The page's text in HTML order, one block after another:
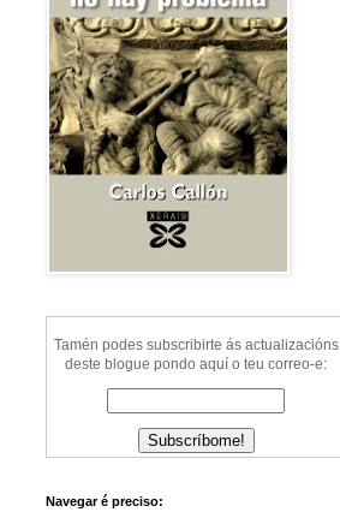
Tamén podes subscribirte ás actualizacións
deste blogue pondo aquí o teu correo-e:
Navegar é preciso: